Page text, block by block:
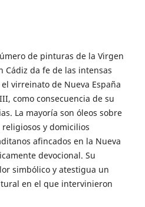
de pinturas de la Virgen
Cádiz da fe de las intensas
virreinato de Nueva España
como consecuencia de su
La mayoría son óleos sobre
y domicilios
afincados en la Nueva
devocional. Su
simbólico y atestigua un
en el que intervinieron